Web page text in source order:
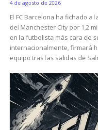
4 de agosto de 2026
El FC Barcelona ha fichado
del Manchester City por 1,2
en la futbolista más cara de
internacionalmente, firmará
equipo tras las salidas de